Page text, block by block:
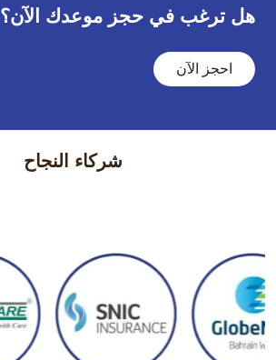
هل ترغب في حجز موعدك الآن؟
احجز الآن
شركاء النجاح